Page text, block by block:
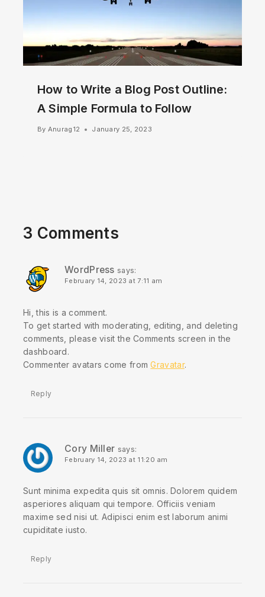
How to Write a Blog Post Outline:
A Simple Formula to Follow
By Anurag12 January 25, 2023
3 Comments
WordPress says:
February 14, 2023 at 7:11 am
Hi, this is a comment.
To get started with moderating, editing, and deleting
comments, please visit the Comments screen in the
dashboard.
Commenter avatars come fromGravatar.
Reply
Cory Miller says:
February 14, 2023 at 11:20 am
Sunt minima expedita quis sit omnis. Dolorem quidem
asperiores aliquam qui tempore. Officiis veniam
maxime sed nisi ut. Adipisci enim est laborum animi
cupiditate iusto.
Reply